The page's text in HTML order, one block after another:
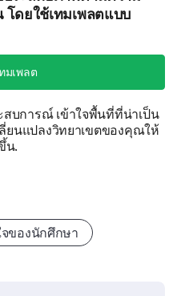
ดยใช้เทมเพลตแบบ
มเพลต
บการณ์ เข้าใจพื้นที่ที่น่าเป็น
ยนแปลงวิทยาเขตของคุณให้
น.
ของนักศึกษา